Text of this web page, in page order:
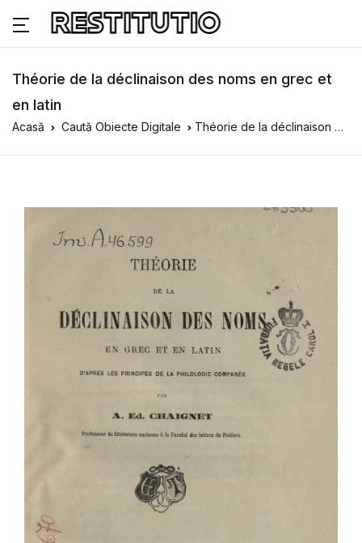
Théorie de la déclinaison des noms en grec et
en latin
Acasă Caută Obiecte Digitale Théorie de la déclinaison des noms en grec et en latin